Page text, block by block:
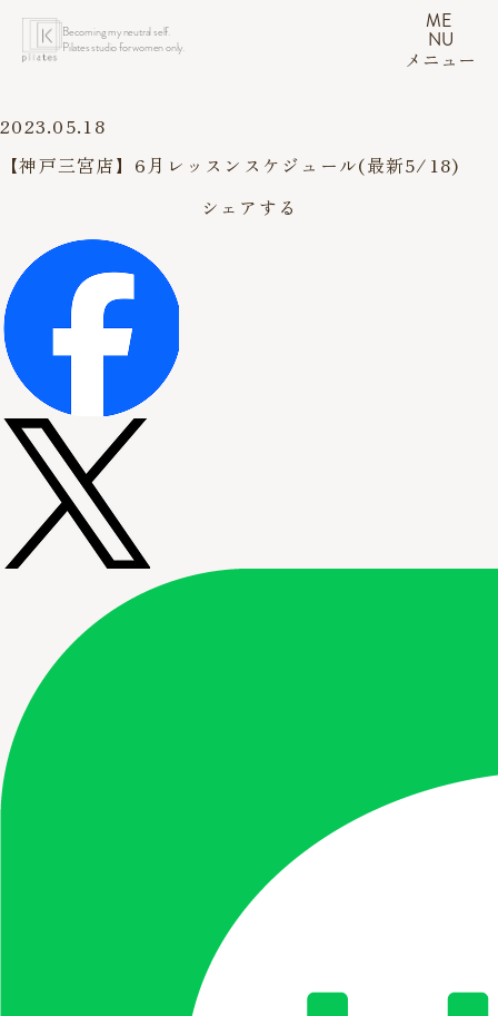
Becoming my neutral self.
Pilates studio for women only.
ME
NU
メニュー
2023.05.18
【神戸三宮店】6月レッスンスケジュール(最新5/18)
シェアする